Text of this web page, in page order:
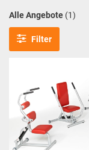
Alle Angebote (1)
Filter